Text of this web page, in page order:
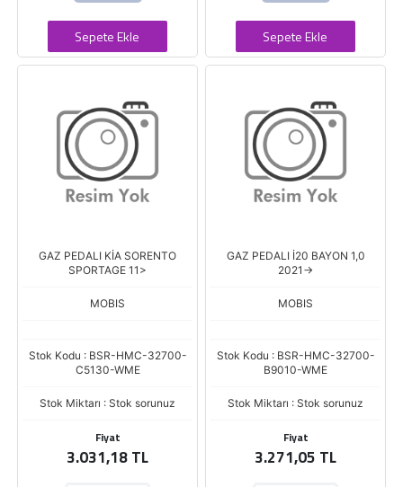
Sepete Ekle Sepete Ekle
GAZ PEDALI KİA SORENTO
SPORTAGE 11>
MOBIS
Stok Kodu : BSR-HMC-32700-
C5130-WME
Stok Miktarı : Stok sorunuz
Fiyat
3.031,18 TL
GAZ PEDALI İ20 BAYON 1,0
2021->
MOBIS
Stok Kodu : BSR-HMC-32700-
B9010-WME
Stok Miktarı : Stok sorunuz
Fiyat
3.271,05 TL